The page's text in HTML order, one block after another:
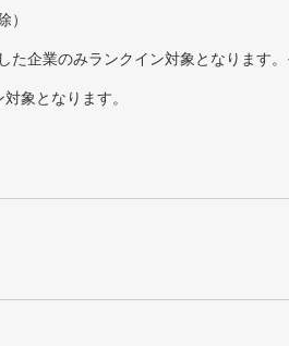
）
企業のみランクイン対象となります
象となります。